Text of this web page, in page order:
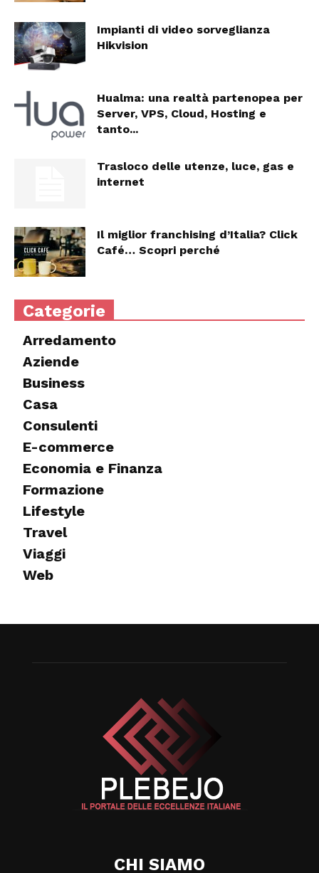
Impianti di video sorveglianza
Hikvision
Hualma: una realtà partenopea per
Server, VPS, Cloud, Hosting e
tanto...
Trasloco delle utenze, luce, gas e
internet
Il miglior franchising d’Italia? Click
Café… Scopri perché
Categorie
Arredamento
Aziende
Business
Casa
Consulenti
E-commerce
Economia e Finanza
Formazione
Lifestyle
Travel
Viaggi
Web
CHI SIAMO